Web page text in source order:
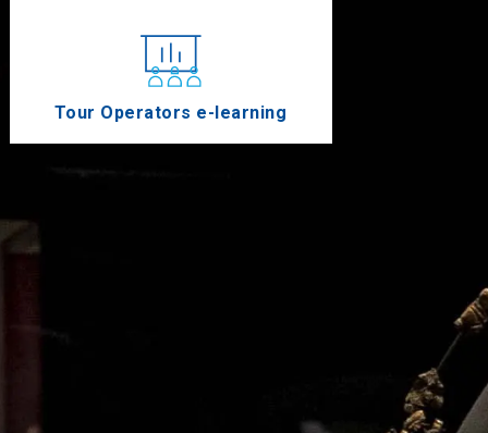
Tour Operators e-learning